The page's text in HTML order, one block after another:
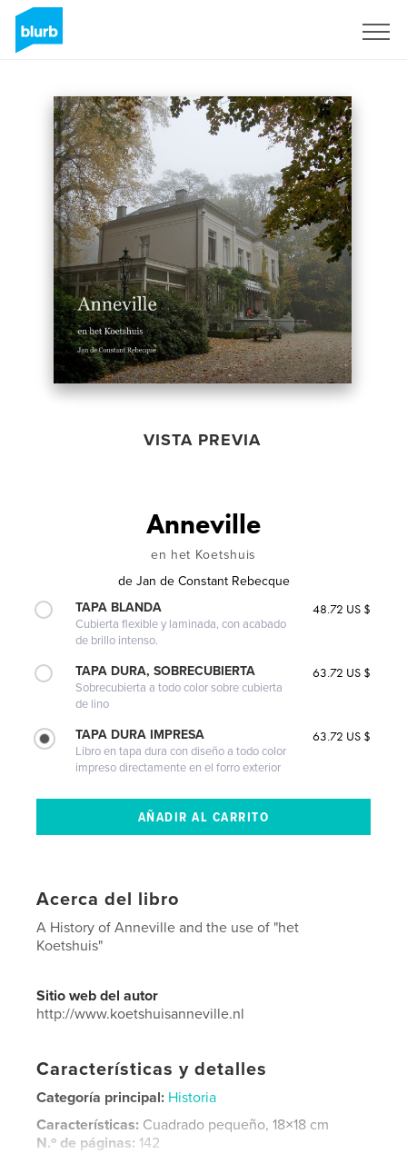
VISTA PREVIA
Anneville
en het Koetshuis
de Jan de Constant Rebecque
TAPA BLANDA
Cubierta flexible y laminada, con acabado
de brillo intenso.
48.72 US $
TAPA DURA, SOBRECUBIERTA
Sobrecubierta a todo color sobre cubierta
de lino
63.72 US $
TAPA DURA IMPRESA
Libro en tapa dura con diseño a todo color
impreso directamente en el forro exterior
63.72 US $
Acerca del libro
A History of Anneville and the use of "het
Koetshuis"
Sitio web del autor
http://www.koetshuisanneville.nl
Características y detalles
Categoría principal: Historia
Características: Cuadrado pequeño, 18×18 cm
N.º de páginas: 142